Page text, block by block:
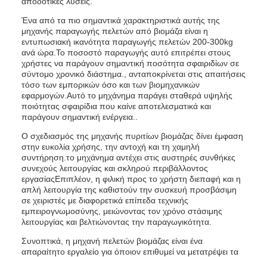
Ένα από τα πιο σημαντικά χαρακτηριστικά αυτής της
μηχανής παραγωγής πελετών από βιομάζα είναι η
εντυπωσιακή ικανότητα παραγωγής πελετών 200-300kg
ανά ώρα.Το ποσοστό παραγωγής αυτό επιτρέπει στους
χρήστες να παράγουν σημαντική ποσότητα σφαιριδίων σε
σύντομο χρονικό διάστημα., ανταποκρίνεται στις απαιτήσεις
τόσο των εμπορικών όσο και των βιομηχανικών
εφαρμογών.Αυτό το μηχάνημα παράγει σταθερά υψηλής
ποιότητας σφαιρίδια που καίνε αποτελεσματικά και
παράγουν σημαντική ενέργεια..
Ο σχεδιασμός της μηχανής πυριτίων βιομάζας δίνει έμφαση
στην ευκολία χρήσης, την αντοχή και τη χαμηλή
συντήρηση.το μηχάνημα αντέχει στις αυστηρές συνθήκες
συνεχούς λειτουργίας και σκληρού περιβάλλοντος
εργασίαςΕπιπλέον, η φιλική προς το χρήστη διεπαφή και η
απλή λειτουργία της καθιστούν την συσκευή προσβάσιμη
σε χειριστές με διαφορετικά επίπεδα τεχνικής
εμπειρογνωμοσύνης, μειώνοντας τον χρόνο στάσιμης
λειτουργίας και βελτιώνοντας την παραγωγικότητα.
Συνοπτικά, η μηχανή πελετών βιομάζας είναι ένα
απαραίτητο εργαλείο για όποιον επιθυμεί να μετατρέψει τα